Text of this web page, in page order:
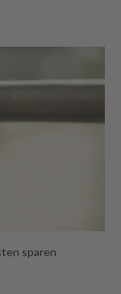
sparen